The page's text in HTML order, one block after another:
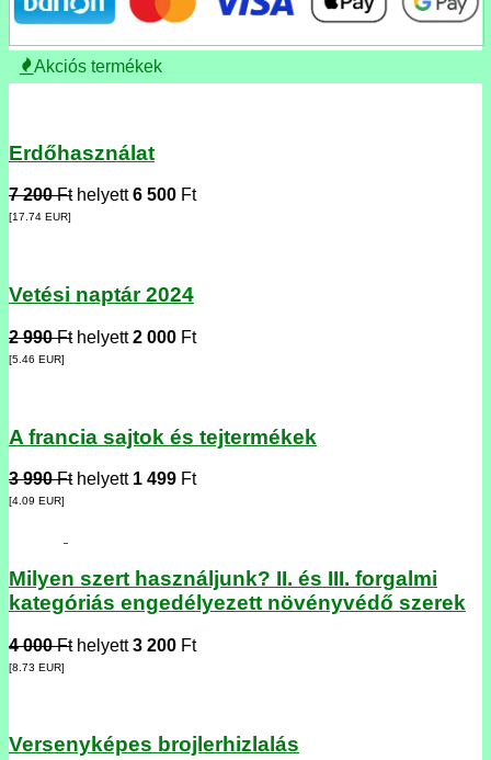
Akciós termékek
Erdőhasználat
7 200 Fthelyett6 500 Ft
[17.74 EUR]
Vetési naptár 2024
2 990 Fthelyett2 000 Ft
[5.46 EUR]
A francia sajtok és tejtermékek
3 990 Fthelyett 1 499 Ft
[4.09 EUR]
Milyen szert használjunk? II. és III. forgalmi
kategóriás engedélyezett növényvédő szerek
4 000 Fthelyett3 200 Ft
[8.73 EUR]
Versenyképes brojlerhizlalás